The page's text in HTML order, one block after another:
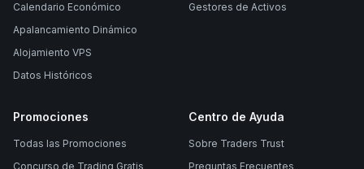
Calendario Económico
Apalancamiento Dinámico
Alojamiento VPS
Datos Históricos
Gestores de Activos
Promociones
Todas las Promociones
Concurso de Trading Gratis
Centro de Ayuda
Sobre Traders Trust
Preguntas Frecuentes